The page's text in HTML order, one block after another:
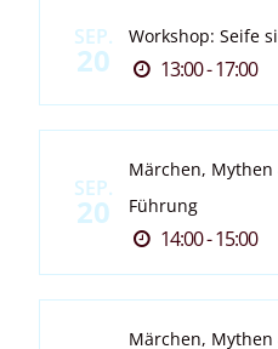
SEP.
20
Workshop: Seife
13:00 - 17:00
SEP.
20
Märchen, Mythen
Führung
14:00 - 15:00
Märchen, Mythen